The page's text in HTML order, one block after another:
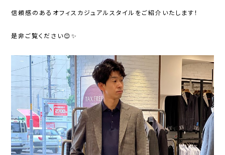
信頼感のあるオフィスカジュアルスタイルをご紹介いたします！
是非ご覧ください😊✨